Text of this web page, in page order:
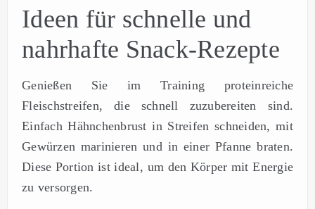
Ideen für schnelle und
nahrhafte Snack-Rezepte
Genießen Sie im Training proteinreiche
Fleischstreifen, die schnell zuzubereiten sind.
Einfach Hähnchenbrust in Streifen schneiden, mit
Gewürzen marinieren und in einer Pfanne braten.
Diese Portion ist ideal, um den Körper mit Energie
zu versorgen.